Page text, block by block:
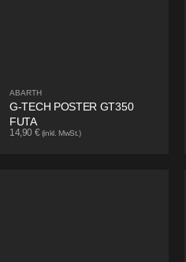
ABARTH
G-TECH POSTER GT350
FUTA
14,90 € (inkl. MwSt.)